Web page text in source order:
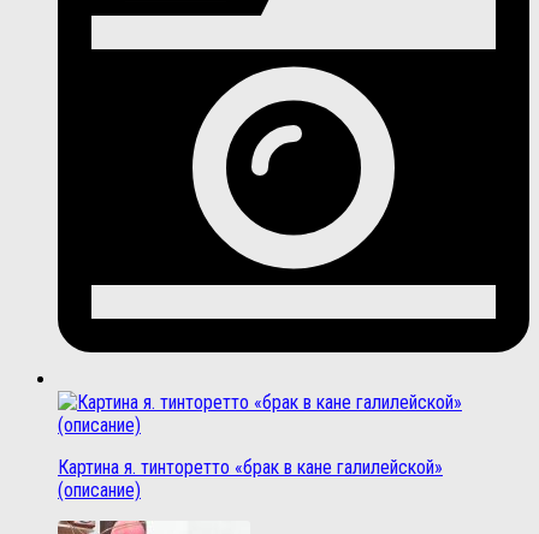
Картина я. тинторетто «брак в кане галилейской»
(описание)